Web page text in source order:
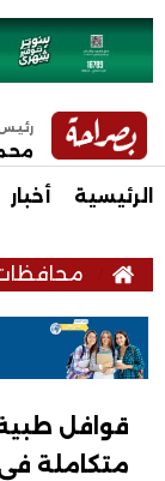
رئيس
الرئيسية أخبار
قوافل
متكاملة في